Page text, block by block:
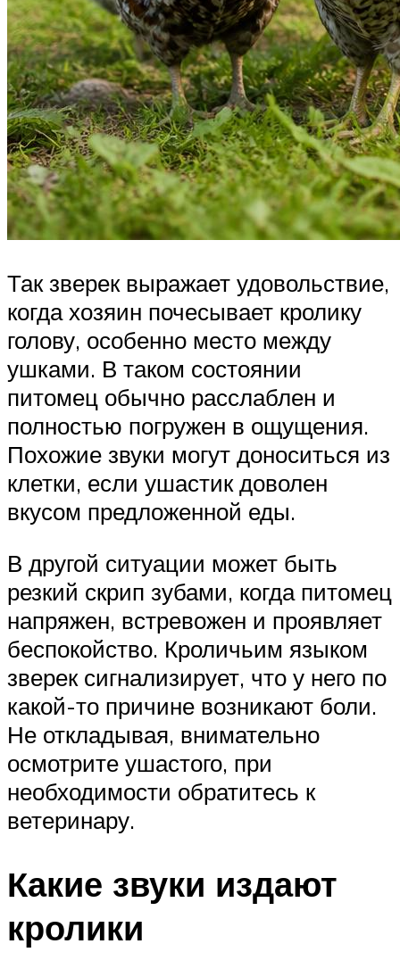
Так зверек выражает удовольствие,
когда хозяин почесывает кролику
голову, особенно место между
ушками. В таком состоянии
питомец обычно расслаблен и
полностью погружен в ощущения.
Похожие звуки могут доноситься из
клетки, если ушастик доволен
вкусом предложенной еды.
В другой ситуации может быть
резкий скрип зубами, когда питомец
напряжен, встревожен и проявляет
беспокойство. Кроличьим языком
зверек сигнализирует, что у него по
какой-то причине возникают боли.
Не откладывая, внимательно
осмотрите ушастого, при
необходимости обратитесь к
ветеринару.
Какие звуки издают
кролики